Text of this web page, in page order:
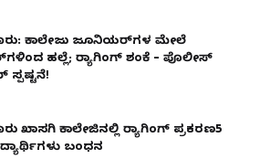
ಕಾಲೇಜು ಜೂನಿಯರ್‌ಗಳ ಮೇಲೆ
ಹಲ್ಲೆ; ರ‌್ಯಾಗಿಂಗ್ ಶಂಕೆ – ಪೊಲೀಸ್
ಖಾಸಗಿ ಕಾಲೇಜಿನಲ್ಲಿ ರ‌್ಯಾಗಿಂಗ್ ಪ್ರಕರಣ5
ಬಂಧನ